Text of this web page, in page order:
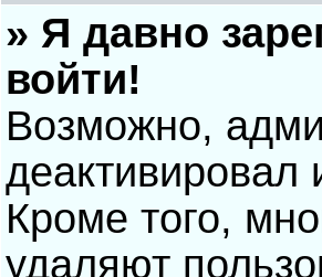
» Я давно
войти!
Возможно,
деактивировал
Кроме того,
удаляют